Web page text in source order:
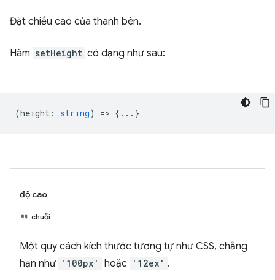
Đặt chiều cao của thanh bên.
Hàm setHeight có dạng như sau:
(height : string) => {...}
độ cao
chuỗi
Một quy cách kích thước tương tự như CSS, chẳng
hạn như '100px' hoặc '12ex' .